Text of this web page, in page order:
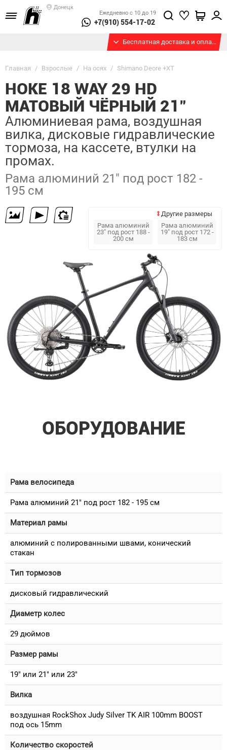
Донецк
Ежедневно с 10 до 19
+7(910) 554-17-02
Бесплатная доставка и оплата при получении
Главная / Взрослые / На осях / Shimano Deore +XT
HOKE 18 WAY 29 HD
МАТОВЫЙ ЧЁРНЫЙ 21"
Алюминиевая рама, воздушная
вилка, дисковые гидравлические
тормоза, на кассете, втулки на
промах.
Рама алюминий 21" под рост 182 -
195 см
Другие размеры
Рама алюминий
19" под рост 172 -
183 см
Рама алюминий
23" под рост 188 -
200 см
ОБОРУДОВАНИЕ
Рама велосипеда
Рама алюминий 21" под рост 182 - 195 см
Материал рамы
алюминий с полированными швами, конический
стакан
Тип тормозов
дисковый гидравлический
Диаметр колес
29 дюймов
Размер рамы
19" или 21" или 23"
Вилка
воздушная RockShox Judy Silver TK AIR 100mm BOOST
под ось 15mm
Количество скоростей